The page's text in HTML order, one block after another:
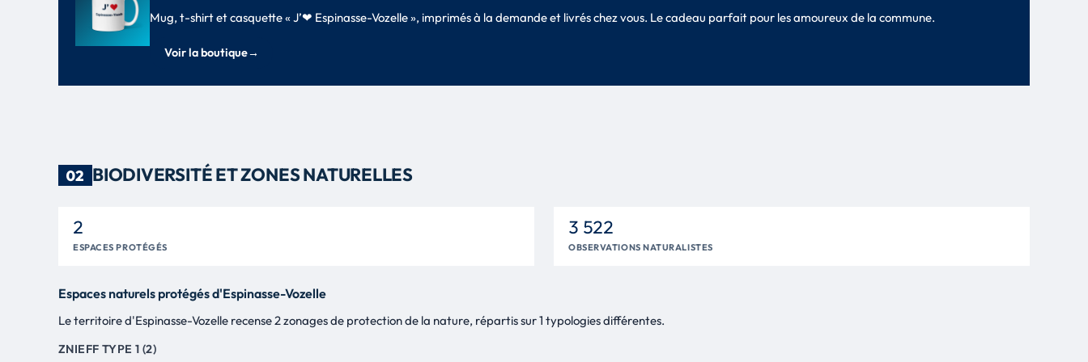
Mug, t-shirt et casquette « J’❤ Espinasse-Vozelle », imprimés à la demande et livrés chez vous. Le cadeau parfait pour les amoureux de la commune.
Voir la boutique→
02 BIODIVERSITÉ ET ZONES NATURELLES
2
ESPACES PROTÉGÉS
3 522
OBSERVATIONS NATURALISTES
Espaces naturels protégés d'Espinasse-Vozelle
Le territoire d'Espinasse-Vozelle recense 2 zonages de protection de la nature, répartis sur 1 typologies différentes.
ZNIEFF TYPE 1 (2)